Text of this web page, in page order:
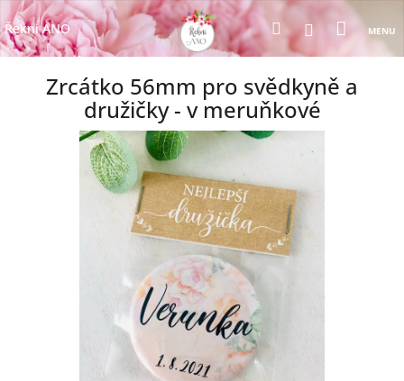
Přejít
na
obsah
Řekni ANO HledatPřihlášení
košík
Zrcátko 56mm pro svědkyně a
družičky - v meruňkové